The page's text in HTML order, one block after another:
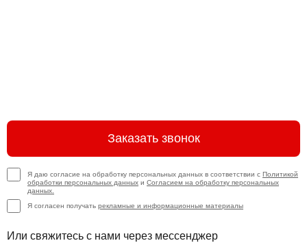
Заказать звонок
Я даю согласие на обработку персональных данных в соответствии с Политикой
обработки персональных данных и Согласием на обработку персональных
данных.
Я согласен получать рекламные и информационные материалы
Или свяжитесь с нами через мессенджер